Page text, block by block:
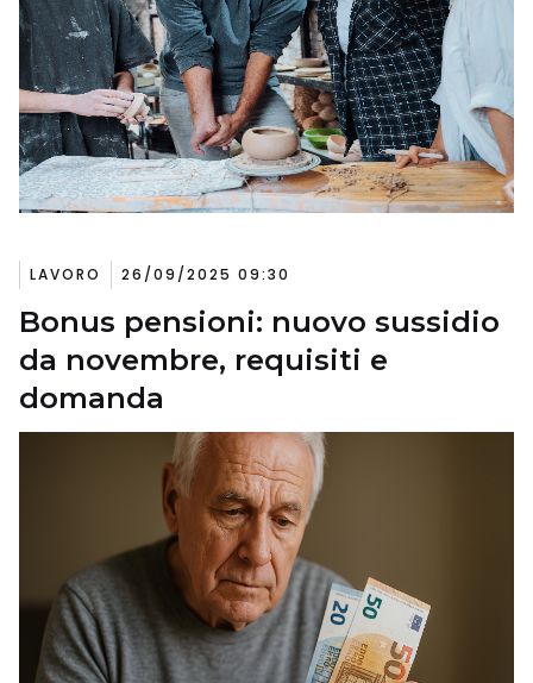
LAVORO 26/09/2025 09:30
Bonus pensioni: nuovo sussidio
da novembre, requisiti e
domanda